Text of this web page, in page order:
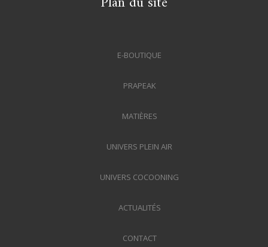
E-BOUTIQUE
PRAPEAK
MATIÈRES
UNIVERS PLEIN AIR
UNIVERS COCOONING
ACTUALITÉS
CONTACT